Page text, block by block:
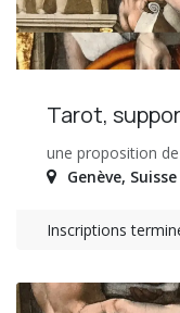
Tarot,
une proposition
Genève, Suisse
Inscriptions